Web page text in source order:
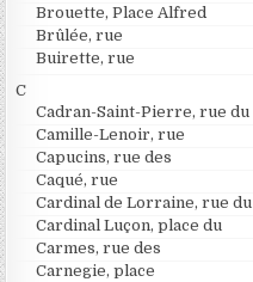
Brouette, Place Alfred
Brûlée, rue
Buirette, rue
C
Cadran-Saint-Pierre, rue du
Camille-Lenoir, rue
Capucins, rue des
Caqué, rue
Cardinal de Lorraine, rue du
Cardinal Luçon, place du
Carmes, rue des
Carnegie, place